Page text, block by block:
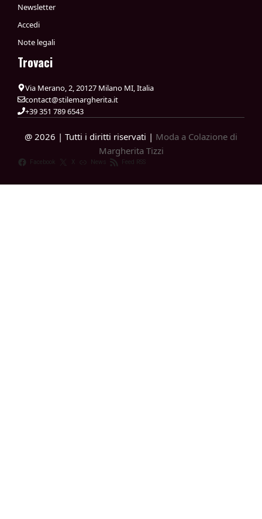
Newsletter
Accedi
Note legali
Trovaci
Via Merano, 2, 20127 Milano MI, Italia
contact@stilemargherita.it
+39 351 789 6543
@ 2026 | Tutti i diritti riservati | Moda a Colazione di
Margherita Tizzi
Facebook X News Feed RSS